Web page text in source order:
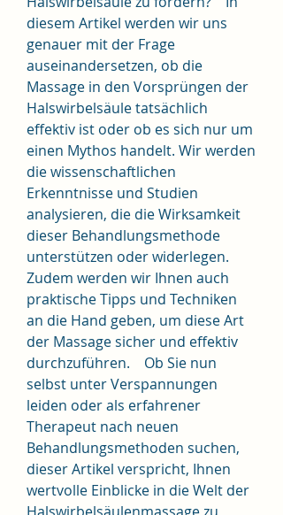
diesem Artikel werden wir uns
genauer mit der Frage
auseinandersetzen, ob die
Massage in den Vorsprüngen der
Halswirbelsäule tatsächlich
effektiv ist oder ob es sich nur um
einen Mythos handelt. Wir werden
die wissenschaftlichen
Erkenntnisse und Studien
analysieren, die die Wirksamkeit
dieser Behandlungsmethode
unterstützen oder widerlegen.
Zudem werden wir Ihnen auch
praktische Tipps und Techniken
an die Hand geben, um diese Art
der Massage sicher und effektiv
durchzuführen.    Ob Sie nun
selbst unter Verspannungen
leiden oder als erfahrener
Therapeut nach neuen
Behandlungsmethoden suchen,
dieser Artikel verspricht, Ihnen
wertvolle Einblicke in die Welt der